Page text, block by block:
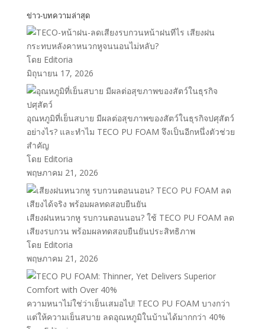
ข่าว-บทความล่าสุด
หน้าฝนทีไร เสียงฝน
กระทบหลังคาหนวกหูจนนอนไม่หลับ?
โดย Editoria
มิถุนายน 17, 2026
อุณหภูมิที่เย็นสบาย มีผลต่อสุขภาพของสัตว์ในธุรกิจปศุสัตว์
อย่างไร? และทำไม TECO PU FOAM จึงเป็นอีกหนึ่งตัวช่วย
สำคัญ
โดย Editoria
พฤษภาคม 21, 2026
เสียงฝนหนวกหู รบกวนตอนนอน? ใช้ TECO PU FOAM ลด
เสียงรบกวน พร้อมผลทดสอบยืนยันประสิทธิภาพ
โดย Editoria
พฤษภาคม 21, 2026
ความหนาไม่ใช่ว่าเย็นเสมอไป! TECO PU FOAM บางกว่า
แต่ให้ความเย็นสบาย ลดอุณหภูมิในบ้านได้มากกว่า 40%